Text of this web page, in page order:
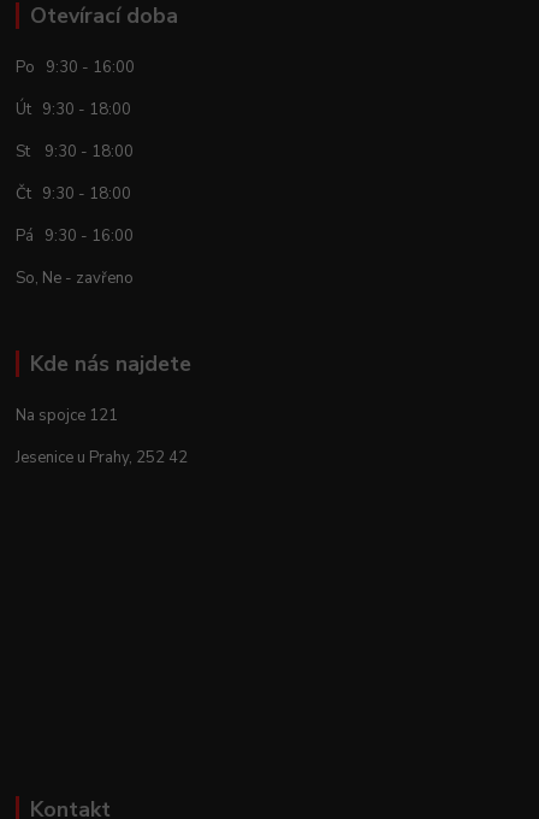
Otevírací doba
Po 9:30 - 16:00
Út 9:30 - 18:00
St 9:30 - 18:00
Čt 9:30 - 18:00
Pá 9:30 - 16:00
So, Ne - zavřeno
Kde nás najdete
Na spojce 121
Jesenice u Prahy, 252 42
Kontakt